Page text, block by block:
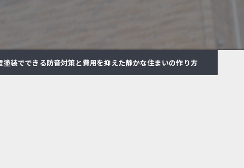
塗装でできる防音対策と費用を抑えた静かな住まいの作り方